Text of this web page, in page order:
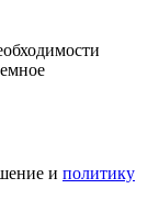
и политику